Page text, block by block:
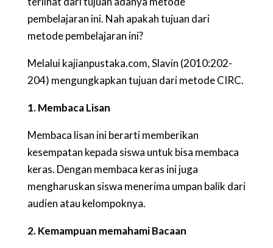
pembelajaran ini. Nah apakah tujuan dari
metode pembelajaran ini?
Melalui kajianpustaka.com, Slavin (2010:202-
204) mengungkapkan tujuan dari metode CIRC.
1. Membaca Lisan
Membaca lisan ini berarti memberikan
kesempatan kepada siswa untuk bisa membaca
keras. Dengan membaca keras ini juga
mengharuskan siswa menerima umpan balik dari
audien atau kelompoknya.
2. Kemampuan memahami Bacaan